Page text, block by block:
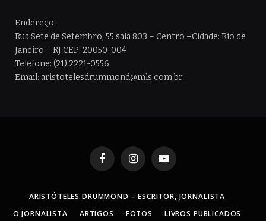
Endereço:
Rua Sete de Setembro, 55 sala 803 – Centro –Cidade: Rio de
Janeiro – RJ CEP: 20050-004
Telefone: (21) 2221-0556
Email: aristotelesdrummond@mls.com.br
FacebookInstagramYouTube
ARISTÓTELES DRUMMOND – ESCRITOR, JORNALISTA
O JORNALISTA
ARTIGOS FOTOS LIVROS PUBLICADOS